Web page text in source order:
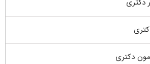
دکتری
دکتری